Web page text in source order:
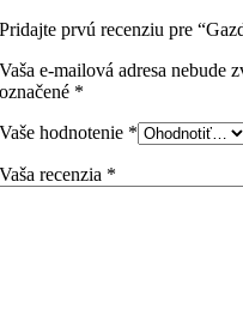
Pridajte prvú recenziu pre
Vaša e-mailová adresa nebude
označené *
Vaše hodnotenie *
Vaša recenzia *